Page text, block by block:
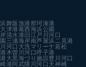
舞阪漁港 那珂湊港
大津港葛西海浜公園
清水港 旧江戸川河口
三浦海岸南芦屋浜二見港
河口 大洗マリーナ若松
木曽川河口 呼子港
大黒海づり施設豊川河口
港 阿武隈川河口 天神崎